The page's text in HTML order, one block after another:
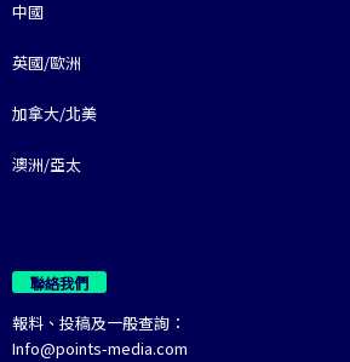
中國
英國/歐洲
加拿大/北美
澳洲/亞太
聯絡我們
報料、投稿及一般查詢：
Info@points-media.com